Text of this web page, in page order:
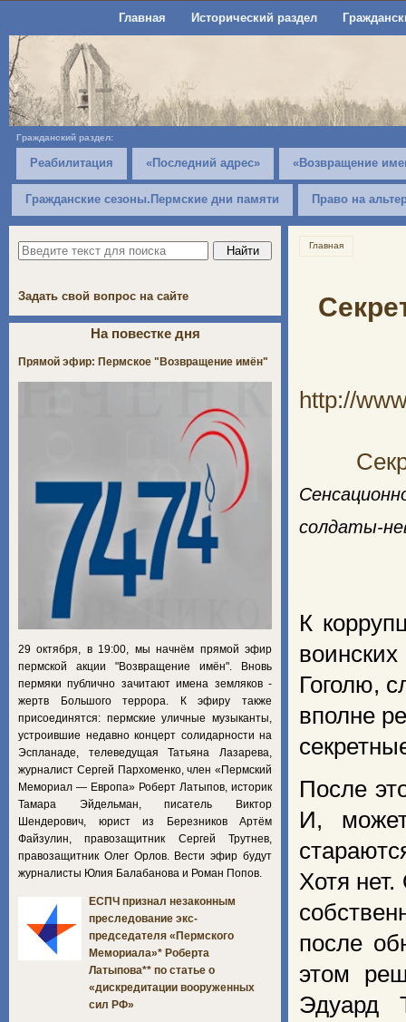
Главная Исторический раздел
Гражданский раздел:
Реабилитация «Последний адрес» «Возвращение
Гражданские сезоны.Пермские дни памяти Право на
Главная
http://
солдаты-
К
Гоголю,
вполне
После
И,
Хотя
после
этом
Эдуард
Задать свой вопрос на сайте
На повестке дня
Прямой эфир: Пермское "Возвращение имён"
29 октября, в 19:00, мы начнём прямой эфир
пермской акции "Возвращение имён". Вновь
пермяки публично зачитают имена земляков -
жертв Большого террора. К эфиру также
присоединятся: пермские уличные музыканты,
устроившие недавно концерт солидарности на
Эспланаде, телеведущая Татьяна Лазарева,
журналист Сергей Пархоменко, член «Пермский
Мемориал — Европа» Роберт Латыпов, историк
Тамара Эйдельман, писатель Виктор
Шендерович, юрист из Березников Артём
Файзулин, правозащитник Сергей Трутнев,
правозащитник Олег Орлов. Вести эфир будут
журналисты Юлия Балабанова и Роман Попов.
ЕСПЧ признал незаконным
преследование экс-
председателя «Пермского
Мемориала»* Роберта
Латыпова** по статье о
«дискредитации вооруженных
сил РФ»